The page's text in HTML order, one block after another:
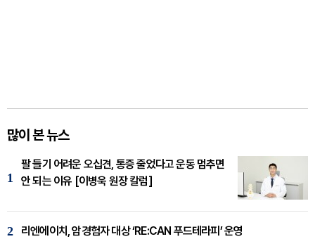
많이 본 뉴스
1
팔 들기 어려운 오십견, 통증 줄었다고 운동 멈추면
안 되는 이유 [이병욱 원장 칼럼]
2 리엔에이치, 암경험자 대상 ‘RE:CAN 푸드테라피’ 운영